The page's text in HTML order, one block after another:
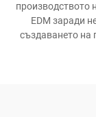
производството
EDM заради
създаването на